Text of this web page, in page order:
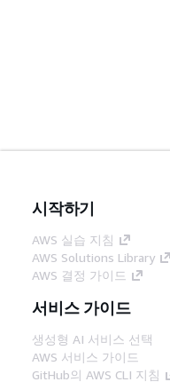
시작하기
AWS 실습 지침
AWS Solutions Library
AWS 결정 가이드
서비스 가이드
생성형 AI 서비스 선택
AWS 서비스 가이드
GitHub의 AWS CLI 지침